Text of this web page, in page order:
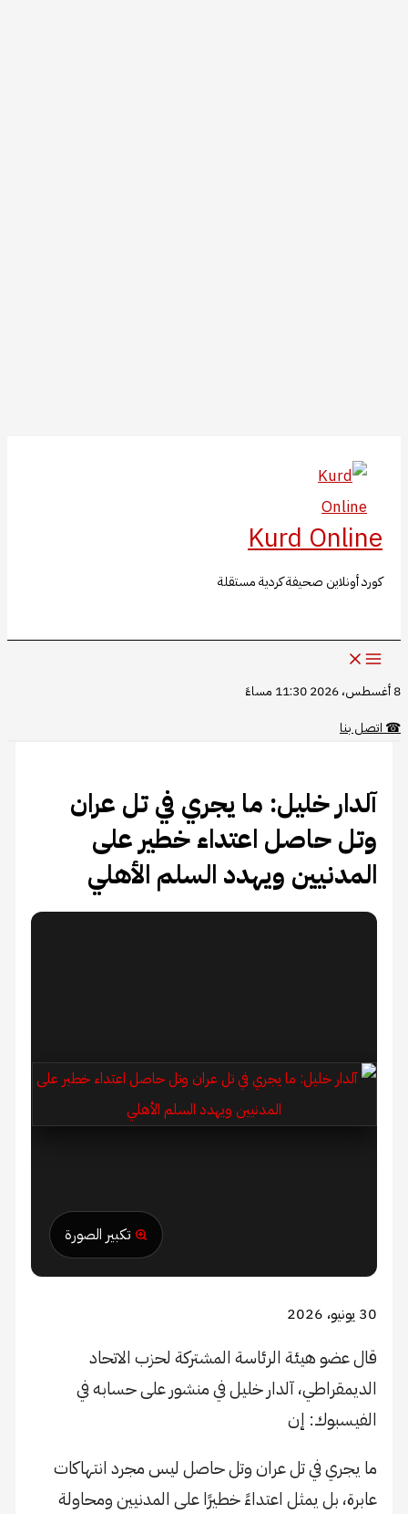
Kurd
صحيفة كردية مستقلة
خليل: ما يجري في تل عران
اعتداء خطير على
ويهدد السلم الأهلي
تكبير الصورة
هيئة الرئاسة المشتركة لحزب الاتحاد
آلدار خليل في منشور على حسابه في
إن
في تل عران وتل حاصل ليس مجرد انتهاكات
يمثل اعتداءً خطيرًا على المدنيين ومحاولة